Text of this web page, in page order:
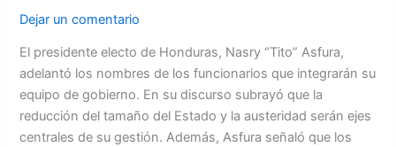
Dejar un comentario
El presidente electo de Honduras, Nasry “Tito” Asfura,
adelantó los nombres de los funcionarios que integrarán su
equipo de gobierno. En su discurso subrayó que la
reducción del tamaño del Estado y la austeridad serán ejes
centrales de su gestión. Además, Asfura señaló que los